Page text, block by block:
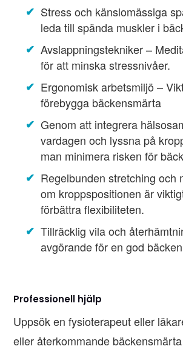
Stress och känslomässiga
leda till spända muskler i
Avslappningstekniker –
för att minska stressnivåer.
Ergonomisk arbetsmiljö –
förebygga bäckensmärta
Genom att integrera
vardagen och lyssna på
man minimera risken för
Regelbunden stretching och
om kroppspositionen är
förbättra flexibiliteten.
Tillräcklig vila och
avgörande för en god
Professionell hjälp
Uppsök en fysioterapeut eller
eller återkommande